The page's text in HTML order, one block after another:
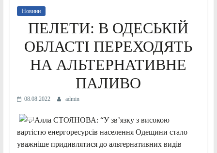
Новини
ПЕЛЕТИ: В ОДЕСЬКІЙ
ОБЛАСТІ ПЕРЕХОДЯТЬ
НА АЛЬТЕРНАТИВНЕ
ПАЛИВО
08.08.2022 admin
Алла СТОЯНОВА: “У зв’язку з високою
вартістю енергоресурсів населення Одещини стало
уважніше придивлятися до альтернативних видів